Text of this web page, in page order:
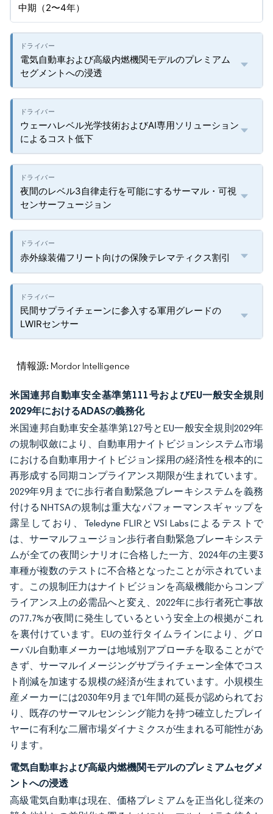
中期（2〜4年）
電気自動車および高級内燃機関モデルのプレミアム
セグメントへの浸透
ウェーハレベル光学技術およびAI専用ソリューション
によるコスト低下
夜間のレベル3自律走行を可能にするサーマル・可視
センサーフュージョン
赤外線装備フリート向けの保険テレマティクス割引
民間サプライチェーンに参入する軍用グレードの
LWIRセンサー
情報源: Mordor Intelligence
米国連邦自動車安全基準第111号およびEU一般安全規則
2029年におけるADASの義務化
米国連邦自動車安全基準第127号とEU一般安全規則2029年
の規制収斂により、自動車用ナイトビジョンシステム市場
における自動車用ナイトビジョン採用の経済性を根本的に
再形成する同期コンプライアンス期限が生まれています。
2029年9月までに歩行者自動緊急ブレーキシステムを義務
付けるNHTSAの規制は重大なパフォーマンスギャップを
露呈しており、Teledyne FLIRとVSI Labsによるテストで
は、サーマルフュージョン歩行者自動緊急ブレーキシステ
ムが全ての夜間シナリオに合格した一方、2024年の主要3
車種が複数のテストに不合格となったことが示されていま
す。この規制圧力はナイトビジョンを高級機能からコンプ
ライアンス上の必需品へと変え、2022年に歩行者死亡事故
の77.7%が夜間に発生しているという安全上の根拠がこれ
を裏付けています。EUの並行タイムラインにより、グロ
ーバル自動車メーカーは地域別アプローチを取ることがで
きず、サーマルイメージングサプライチェーン全体でコス
ト削減を加速する規模の経済が生まれています。小規模生
産メーカーには2030年9月まで1年間の延長が認められてお
り、既存のサーマルセンシング能力を持つ確立したプレイ
ヤーに有利な二層市場ダイナミクスが生まれる可能性があ
ります。
電気自動車および高級内燃機関モデルのプレミアムセグメ
ントへの浸透
高級電気自動車は現在、価格プレミアムを正当化し従来の